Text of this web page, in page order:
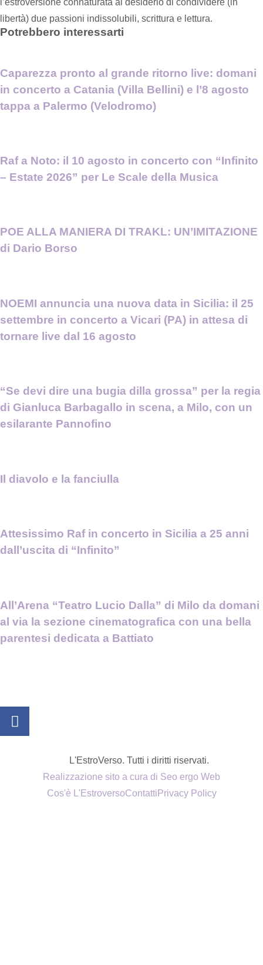
libertà) due passioni indissolubili, scrittura e lettura.
Potrebbero interessarti
Caparezza pronto al grande ritorno live: domani
in concerto a Catania (Villa Bellini) e l’8 agosto
tappa a Palermo (Velodromo)
Raf a Noto: il 10 agosto in concerto con “Infinito
– Estate 2026” per Le Scale della Musica
POE ALLA MANIERA DI TRAKL: UN’IMITAZIONE
di Dario Borso
NOEMI annuncia una nuova data in Sicilia: il 25
settembre in concerto a Vicari (PA) in attesa di
tornare live dal 16 agosto
“Se devi dire una bugia dilla grossa” per la regia
di Gianluca Barbagallo in scena, a Milo, con un
esilarante Pannofino
Il diavolo e la fanciulla
Attesissimo Raf in concerto in Sicilia a 25 anni
dall’uscita di “Infinito”
All’Arena “Teatro Lucio Dalla” di Milo da domani
al via la sezione cinematografica con una bella
parentesi dedicata a Battiato
L'EstroVerso. Tutti i diritti riservati.
Realizzazione sito a cura di Seo ergo Web
Cos'è L'EstroversoContatti Privacy Policy